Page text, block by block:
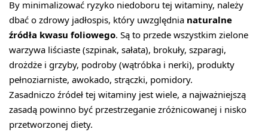
By minimalizować ryzyko niedoboru tej witaminy, należy
dbać o zdrowy jadłospis, który uwzględnia naturalne
źródła kwasu foliowego. Są to przede wszystkim zielone
warzywa liściaste (szpinak, sałata), brokuły, szparagi,
drożdże i grzyby, podroby (wątróbka i nerki), produkty
pełnoziarniste, awokado, strączki, pomidory.
Zasadniczo źródeł tej witaminy jest wiele, a najważniejszą
zasadą powinno być przestrzeganie zróżnicowanej i nisko
przetworzonej diety.